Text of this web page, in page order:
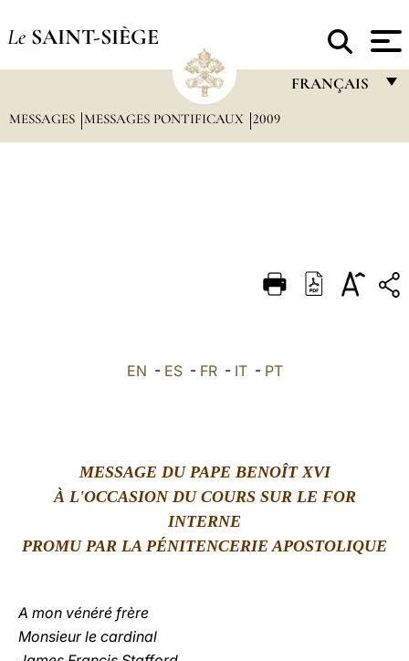
Le SAINT-SIÈGE
FRANÇAIS
DEUTSCH
MESSAGES MESSAGES PONTIFICAUX 2009
EN - ES- FR- IT- PT
MESSAGE DU PAPE BENOÎT XVI
À L'OCCASION DU COURS SUR LE FOR
INTERNE
PROMU PAR LA PÉNITENCERIE APOSTOLIQUE
A mon vénéré frère
Monsieur le cardinal